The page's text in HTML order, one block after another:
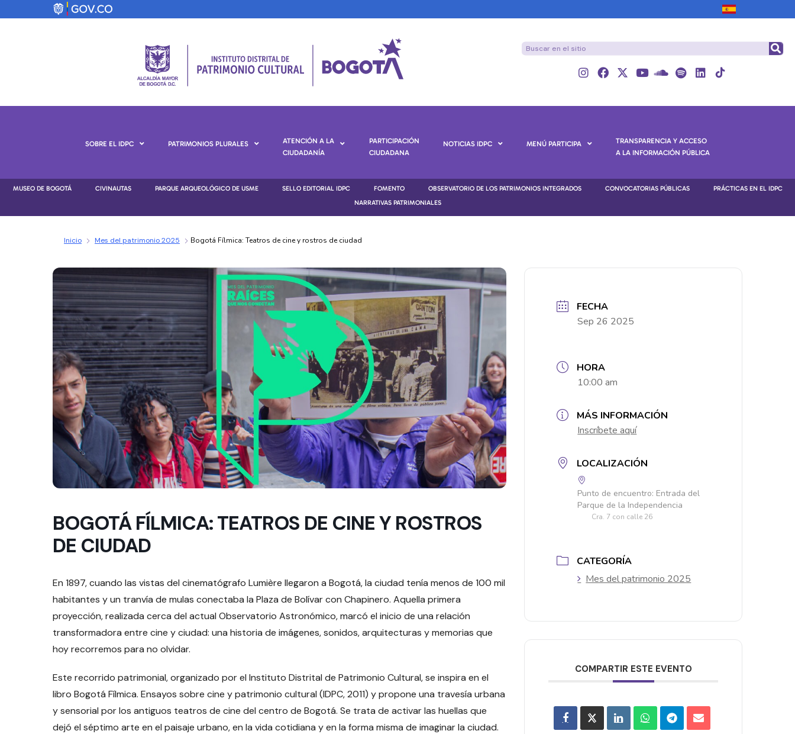
SOBRE EL IDPC PATRIMONIOS PLURALES
ATENCIÓN A LA
CIUDADANÍA
PARTICIPACIÓN
CIUDADANA
NOTICIAS IDPC MENÚ PARTICIPA
TRANSPARENCIA Y ACCESO
A LA INFORMACIÓN PÚBLICA
MUSEO DE BOGOTÁ CIVINAUTAS PARQUE ARQUEOLÓGICO DE USME SELLO EDITORIAL IDPC FOMENTO OBSERVATORIO DE LOS PATRIMONIOS INTEGRADOS CONVOCATORIAS PÚBLICAS
PRÁCTICAS EN EL IDPC
NARRATIVAS PATRIMONIALES
Inicio Mes del patrimonio 2025 Bogotá Fílmica: Teatros de cine y rostros de ciudad
BOGOTÁ FÍLMICA: TEATROS DE CINE Y ROSTROS
DE CIUDAD
En 1897, cuando las vistas del cinematógrafo Lumière llegaron a Bogotá, la ciudad tenía menos de 100 mil
habitantes y un tranvía de mulas conectaba la Plaza de Bolívar con Chapinero. Aquella primera
proyección, realizada cerca del actual Observatorio Astronómico, marcó el inicio de una relación
transformadora entre cine y ciudad: una historia de imágenes, sonidos, arquitecturas y memorias que
hoy recorremos para no olvidar.
Este recorrido patrimonial, organizado por el Instituto Distrital de Patrimonio Cultural, se inspira en el
libro Bogotá Fílmica. Ensayos sobre cine y patrimonio cultural (IDPC, 2011) y propone una travesía urbana
y sensorial por los antiguos teatros de cine del centro de Bogotá. Se trata de activar las huellas que
dejó el séptimo arte en el paisaje urbano, en la vida cotidiana y en la forma misma de imaginar la ciudad.
FECHA
Sep 26 2025
HORA
10:00 am
MÁS INFORMACIÓN
Inscríbete aquí
LOCALIZACIÓN
Punto de encuentro: Entrada del
Parque de la Independencia
Cra. 7 con calle 26
CATEGORÍA
Mes del patrimonio 2025
COMPARTIR ESTE EVENTO